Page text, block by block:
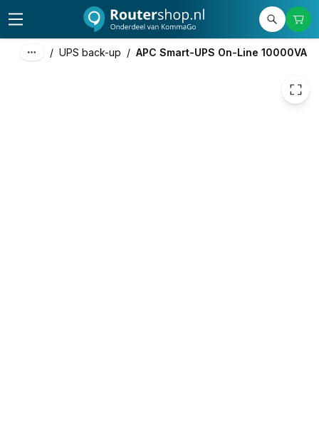
/ UPS back-up / APC Smart-UPS On-Line 10000VA
8.062,15 excl. btw
9.755,20 incl. btw